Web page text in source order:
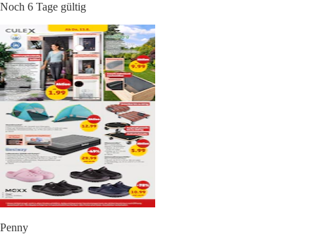
Noch 6 Tage gültig
Penny